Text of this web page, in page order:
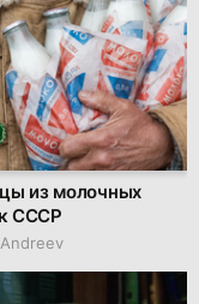
из молочных
СССР